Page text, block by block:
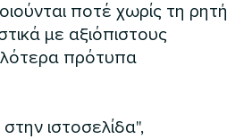
ποτέ χωρίς τη ρητή
με αξιόπιστους
πρότυπα
ιστοσελίδα",